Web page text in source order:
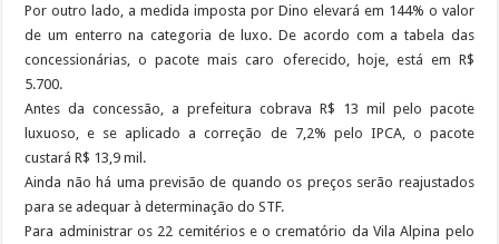
Por outro lado, a medida imposta por Dino elevará em 144% o valor
de um enterro na categoria de luxo. De acordo com a tabela das
concessionárias, o pacote mais caro oferecido, hoje, está em R$
5.700.
Antes da concessão, a prefeitura cobrava R$ 13 mil pelo pacote
luxuoso, e se aplicado a correção de 7,2% pelo IPCA, o pacote
custará R$ 13,9 mil.
Ainda não há uma previsão de quando os preços serão reajustados
para se adequar à determinação do STF.
Para administrar os 22 cemitérios e o crematório da Vila Alpina pelo